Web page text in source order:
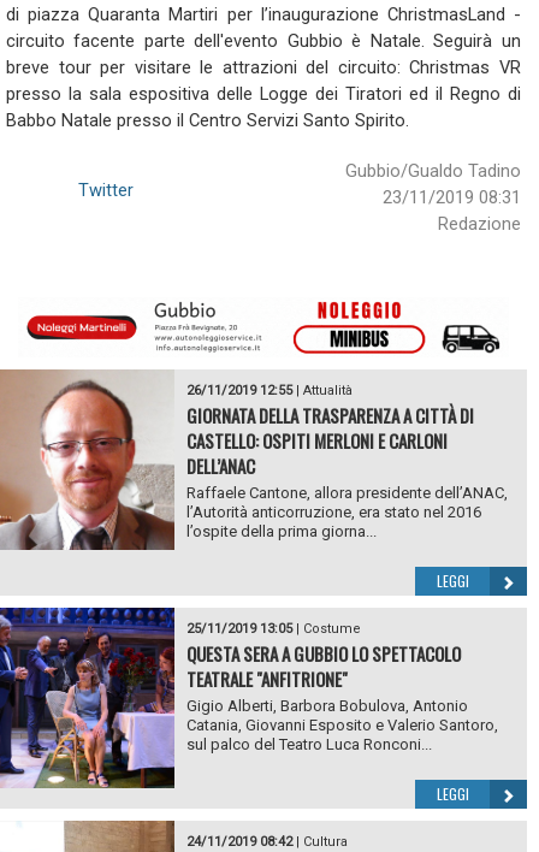
di piazza Quaranta Martiri per l’inaugurazione ChristmasLand -
circuito facente parte dell'evento Gubbio è Natale. Seguirà un
breve tour per visitare le attrazioni del circuito: Christmas VR
presso la sala espositiva delle Logge dei Tiratori ed il Regno di
Babbo Natale presso il Centro Servizi Santo Spirito.
Gubbio/Gualdo Tadino
23/11/2019 08:31
Redazione
Twitter
26/11/2019 12:55| Attualità
GIORNATA DELLA TRASPARENZA A CITTÀ DI
CASTELLO: OSPITI MERLONI E CARLONI
DELL’ANAC
Raffaele Cantone, allora presidente dell’ANAC,
l’Autorità anticorruzione, era stato nel 2016
l’ospite della prima giorna...
LEGGI
25/11/2019 13:05| Costume
QUESTA SERA A GUBBIO LO SPETTACOLO
TEATRALE "ANFITRIONE"
Gigio Alberti, Barbora Bobulova, Antonio
Catania, Giovanni Esposito e Valerio Santoro,
sul palco del Teatro Luca Ronconi...
LEGGI
24/11/2019 08:42| Cultura